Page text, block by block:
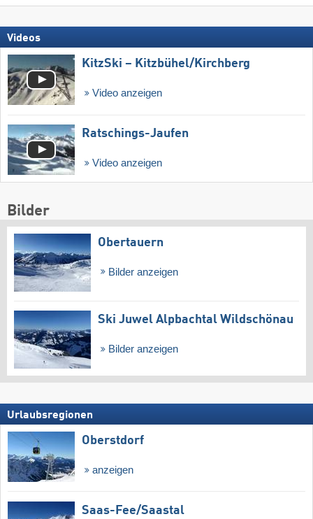
Videos
KitzSki – Kitzbühel/​Kirchberg
Video anzeigen
Ratschings-Jaufen
Video anzeigen
Bilder
Obertauern
Bilder anzeigen
Ski Juwel Alpbachtal Wildschönau
Bilder anzeigen
Urlaubsregionen
Oberstdorf
anzeigen
Saas-Fee/​Saastal